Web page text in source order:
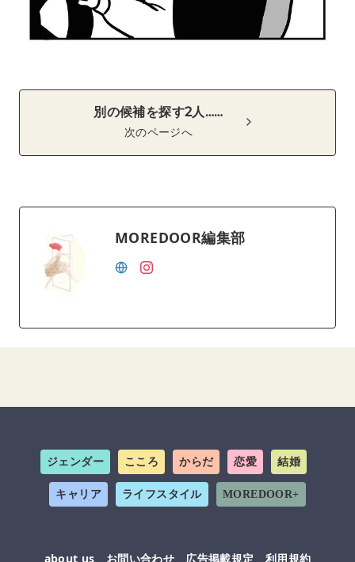
別の候補を探す2人……
次のページへ
MOREDOOR編集部
ジェンダー こころ からだ 恋愛 結婚
キャリア ライフスタイル MOREDOOR+
about us お問い合わせ 広告掲載規定 利用規約